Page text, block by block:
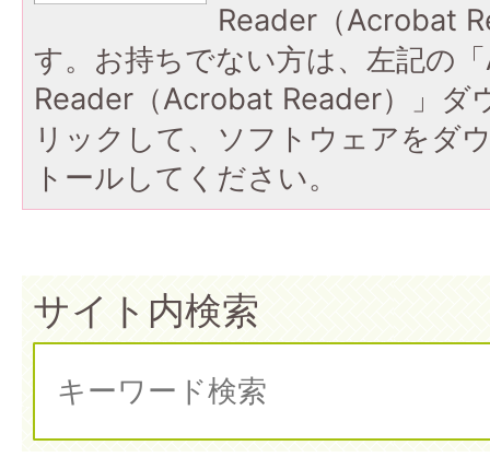
Reader（Acrobat
す。お持ちでない方は、左記の
Reader（Acrobat Reader）」ダ
リックして、ソフトウェアをダ
トールしてください。
サイト内検索